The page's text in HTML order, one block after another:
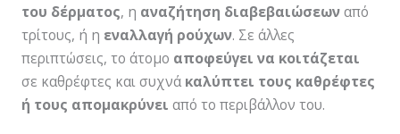
του δέρματος, η αναζήτηση διαβεβαιώσεωναπό
τρίτους, ή η εναλλαγή ρούχων. Σε άλλες
περιπτώσεις, το άτομο αποφεύγει να κοιτάζεται
σε καθρέφτες και συχνά καλύπτει τους καθρέφτες
ή τους απομακρύνει από το περιβάλλον του.